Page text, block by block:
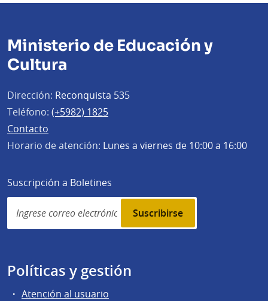
Ministerio de Educación y
Cultura
Dirección: Reconquista 535
Teléfono: (+5982) 1825
Contacto
Horario de atención: Lunes a viernes de 10:00 a 16:00
Suscripción a Boletines
Simplenews
subscription
Políticas y gestión
Atención al usuario